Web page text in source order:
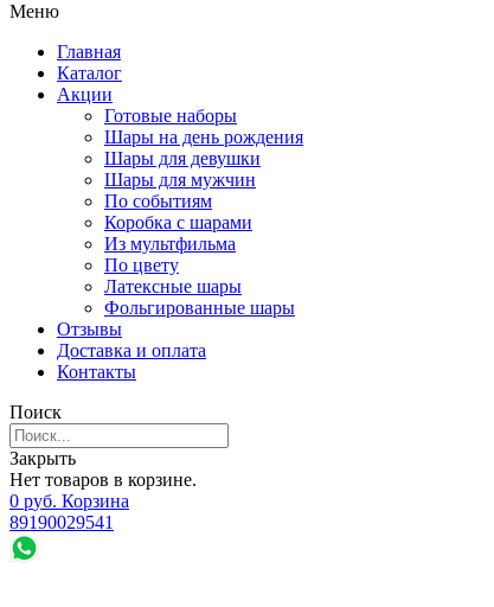
Меню
Главная
Каталог
Акции
Готовые наборы
Шары на день рождения
Шары для девушки
Шары для мужчин
По событиям
Коробка с шарами
Из мультфильма
По цвету
Латексные шары
Фольгированные шары
Отзывы
Доставка и оплата
Контакты
Поиск
Закрыть
Нет товаров в корзине.
0 руб. Корзина
89190029541